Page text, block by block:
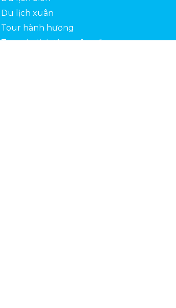
Du lịch xuân
Tour hành hương
Tour du lịch theo yêu cầu